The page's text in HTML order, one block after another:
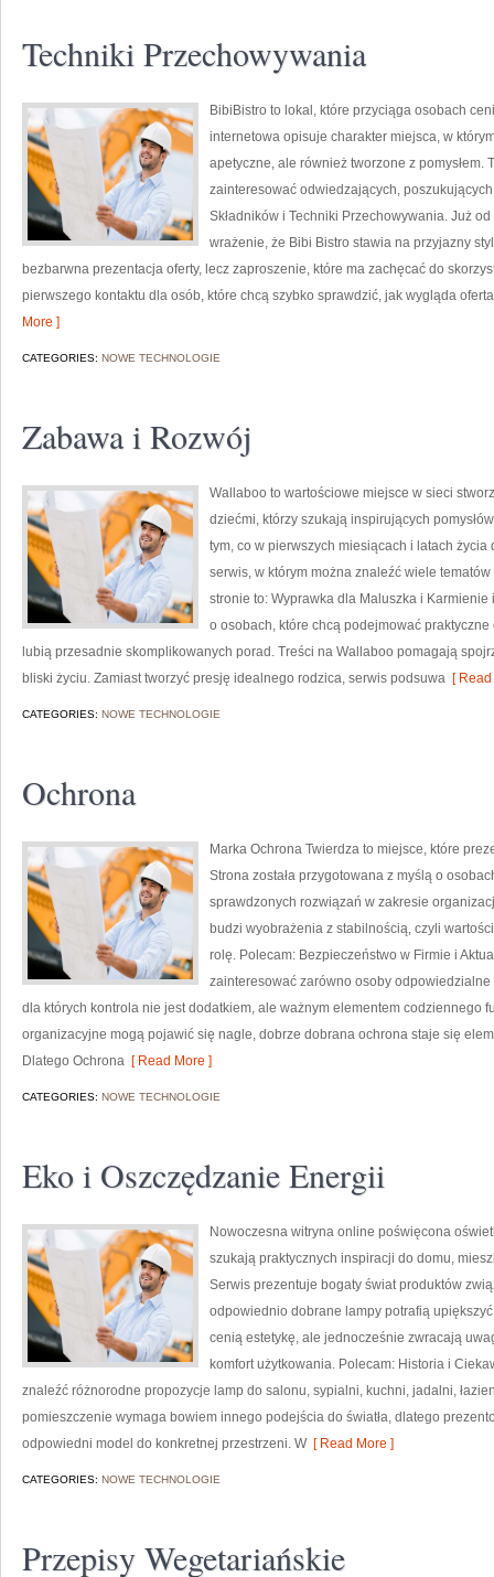
Techniki Przechowywania
BibiBistro to lokal, które przyciąga osobach
internetowa opisuje charakter miejsca, w
apetyczne, ale również tworzone z pomysłem.
zainteresować odwiedzających,
Składników i Techniki Przechowywania. Już
wrażenie, że Bibi Bistro stawia na przyjazny
bezbarwna prezentacja oferty, lecz zaproszenie, które ma zachęcać do
pierwszego kontaktu dla osób, które chcą szybko sprawdzić, jak wygląda
More ]
CATEGORIES: NOWE TECHNOLOGIE
Zabawa i Rozwój
Wallaboo to wartościowe miejsce w sieci
dziećmi, którzy szukają inspirujących
tym, co w pierwszych miesiącach i latach
serwis, w którym można znaleźć wiele
stronie to: Wyprawka dla Maluszka i Karmienie
o osobach, które chcą podejmować
lubią przesadnie skomplikowanych porad. Treści na Wallaboo pomagają
bliski życiu. Zamiast tworzyć presję idealnego rodzica, serwis podsuwa [
CATEGORIES: NOWE TECHNOLOGIE
Ochrona
Marka Ochrona Twierdza to miejsce, które
Strona została przygotowana z myślą o
sprawdzonych rozwiązań w zakresie
budzi wyobrażenia z stabilnością, czyli
rolę. Polecam: Bezpieczeństwo w Firmie i
zainteresować zarówno osoby
dla których kontrola nie jest dodatkiem, ale ważnym elementem codziennego
organizacyjne mogą pojawić się nagle, dobrze dobrana ochrona staje się
Dlatego Ochrona [ Read More ]
CATEGORIES: NOWE TECHNOLOGIE
Eko i Oszczędzanie Energii
Nowoczesna witryna online poświęcona
szukają praktycznych inspiracji do domu,
Serwis prezentuje bogaty świat produktów
odpowiednio dobrane lampy potrafią
cenią estetykę, ale jednocześnie zwracają
komfort użytkowania. Polecam: Historia i
znaleźć różnorodne propozycje lamp do salonu, sypialni, kuchni, jadalni,
pomieszczenie wymaga bowiem innego podejścia do światła, dlatego
odpowiedni model do konkretnej przestrzeni. W [ Read More ]
CATEGORIES: NOWE TECHNOLOGIE
Przepisy Wegetariańskie